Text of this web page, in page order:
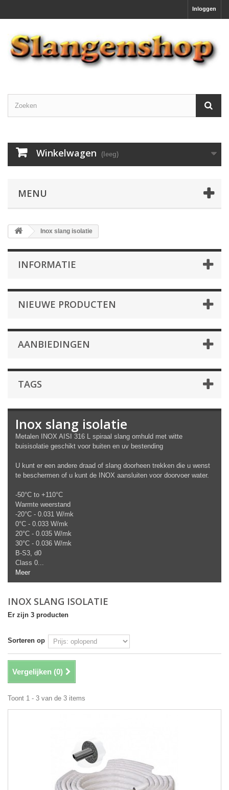
Inloggen
Winkelwagen (leeg)
MENU
Inox slang isolatie
INFORMATIE
NIEUWE PRODUCTEN
AANBIEDINGEN
TAGS
Inox slang isolatie
Metalen INOX AISI 316 L spiraal slang omhuld met witte
buisisolatie geschikt voor buiten en uv bestending
U kunt er een andere draad of slang doorheen trekken die u wenst
te beschermen of u kunt de INOX aansluiten voor doorvoer water.
-50°C to +110°C
Warmte weerstand
-20°C - 0.031 W/mk
0°C - 0.033 W/mk
20°C - 0.035 W/mk
30°C - 0.036 W/mk
B-S3, d0
Class 0...
Meer
INOX SLANG ISOLATIE
Er zijn 3 producten
Sorteren op
Vergelijken (0)
Toont 1 - 3 van de 3 items